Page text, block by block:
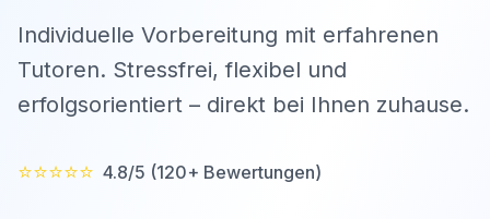
Individuelle Vorbereitung mit erfahrenen
Tutoren. Stressfrei, flexibel und
erfolgsorientiert – direkt bei Ihnen zuhause.
⭐⭐⭐⭐⭐ 4.8/5 (120+ Bewertungen)